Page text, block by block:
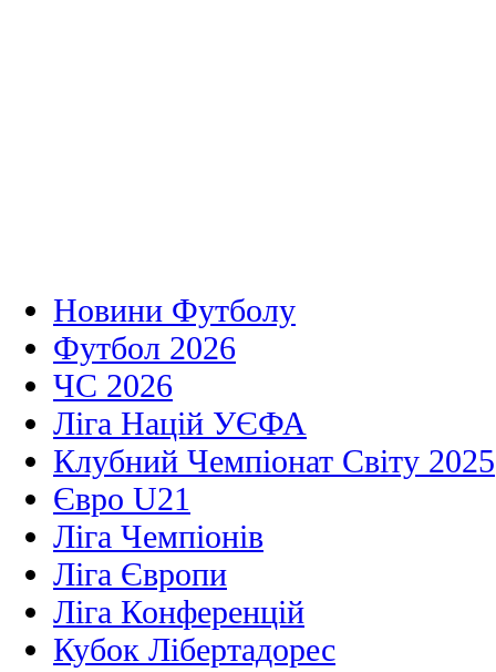
Новини Футболу
Футбол 2026
ЧС 2026
Ліга Націй УЄФА
Клубний Чемпіонат Світу 2025
Євро U21
Ліга Чемпіонів
Ліга Європи
Ліга Конференцій
Кубок Лібертадорес